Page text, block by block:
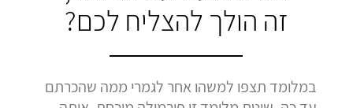
זה הולך להצליח לכם?
במלומד תצפו למשהו אחר לגמרי ממה שהכרתם